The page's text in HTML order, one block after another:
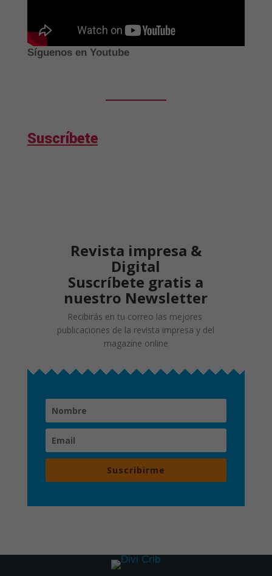
Síguenos en Youtube
Suscríbete
Revista impresa &
Digital
Suscríbete gratis a
nuestro Newsletter
Recibirás en tu correo las mejores
publicaciones de la revista impresa y del
magazine online
Suscribirme